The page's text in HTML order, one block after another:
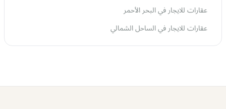
عقارات للايجار في البحر الأحمر
عقارات للايجار في الساحل الشمالي